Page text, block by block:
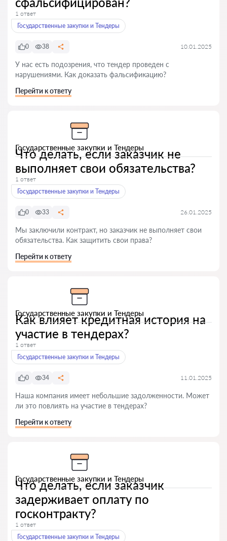
1 ответ
Государственные закупки и Тендеры
0 38 10.01.2025
У нас есть подозрения, что тендер проведен с
нарушениями. Как доказать фальсификацию?
Перейти к ответу
Государственные закупки и Тендеры
Что делать, если заказчик не
выполняет свои обязательства?
1 ответ
Государственные закупки и Тендеры
0 33 26.01.2025
Мы заключили контракт, но заказчик не выполняет свои
обязательства. Как защитить свои права?
Перейти к ответу
Государственные закупки и Тендеры
Как влияет кредитная история на
участие в тендерах?
1 ответ
Государственные закупки и Тендеры
0 34 11.01.2025
Наша компания имеет небольшие задолженности. Может
ли это повлиять на участие в тендерах?
Перейти к ответу
Государственные закупки и Тендеры
Что делать, если заказчик
задерживает оплату по
госконтракту?
1 ответ
Государственные закупки и Тендеры